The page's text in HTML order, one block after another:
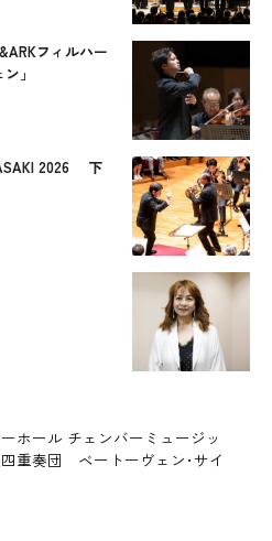
フィルハー
」
2026 下
ホール チェンバーミュージッ
重奏団 ベートーヴェン･サイ